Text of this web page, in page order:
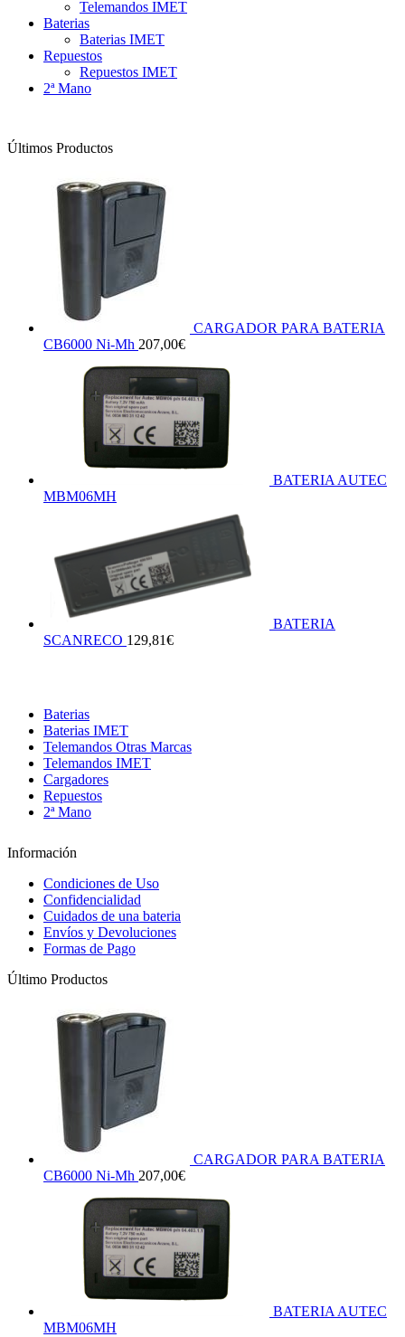
Telemandos IMET
Baterias
Baterias IMET
Repuestos
Repuestos IMET
2ª Mano
Últimos Productos
CARGADOR PARA BATERIA
CB6000 Ni-Mh 207,00€
BATERIA AUTEC
MBM06MH
BATERIA
SCANRECO 129,81€
Baterias
Baterias IMET
Telemandos Otras Marcas
Telemandos IMET
Cargadores
Repuestos
2ª Mano
Información
Condiciones de Uso
Confidencialidad
Cuidados de una bateria
Envíos y Devoluciones
Formas de Pago
Último Productos
CARGADOR PARA BATERIA
CB6000 Ni-Mh 207,00€
BATERIA AUTEC
MBM06MH